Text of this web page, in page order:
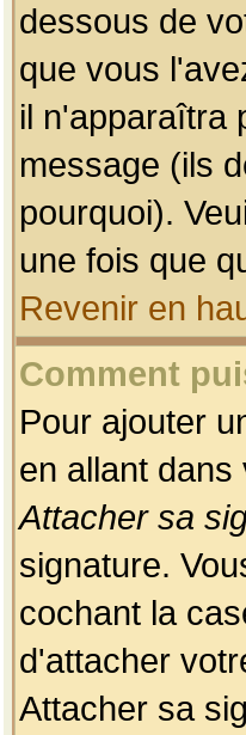
dessous de
que vous
il n'apparaîtra
message (ils
pourquoi).
une fois que
Revenir en
Comment
Pour ajouter
en allant
Attacher sa
signature.
cochant la
d'attacher
Attacher sa